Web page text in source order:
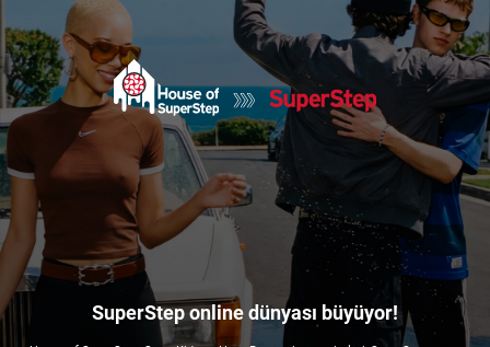
SuperStep online dünyası büyüyor!